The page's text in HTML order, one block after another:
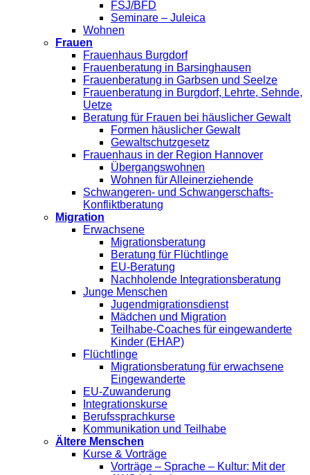
FSJ/BFD
Seminare – Juleica
Wohnen
Frauen
Frauenhaus Burgdorf
Frauenberatung in Barsinghausen
Frauenberatung in Garbsen und Seelze
Frauenberatung in Burgdorf, Lehrte, Sehnde,
Uetze
Beratung für Frauen bei häuslicher Gewalt
Formen häuslicher Gewalt
Gewaltschutzgesetz
Frauenhaus in der Region Hannover
Übergangswohnen
Wohnen für Alleinerziehende
Schwangeren- und Schwangerschafts-
Konfliktberatung
Migration
Erwachsene
Migrationsberatung
Beratung für Flüchtlinge
EU-Beratung
Nachholende Integrationsberatung
Junge Menschen
Jugendmigrationsdienst
Mädchen und Migration
Teilhabe-Coaches für eingewanderte
Kinder (EHAP)
Flüchtlinge
Migrationsberatung für erwachsene
Eingewanderte
EU-Zuwanderung
Integrationskurse
Berufssprachkurse
Kommunikation und Teilhabe
Ältere Menschen
Kurse & Vorträge
Vorträge – Sprache – Kultur: Mit der